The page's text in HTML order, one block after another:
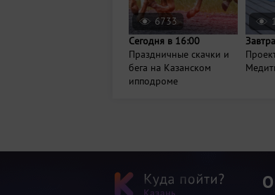
6733
Сегодня в 16:00
Праздничные скачки и
бега на Казанском
ипподроме